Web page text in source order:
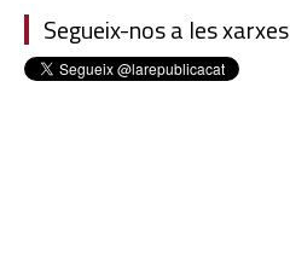
Segueix-nos a les xarxes